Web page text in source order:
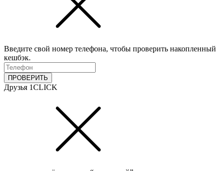
Введите свой номер телефона, чтобы проверить накопленный
кешбэк.
ПРОВЕРИТЬ
Друзья 1CLICK